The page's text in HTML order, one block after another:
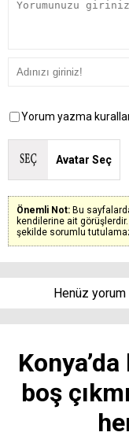
Yorum yazma
Avatar Seç
Önemli Not: Bu
kendilerine ait
şekilde sorumlu
Henüz yorum
boş